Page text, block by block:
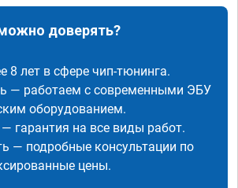
доверять?
8 лет в сфере чип-тюнинга.
— работаем с современными ЭБУ
оборудованием.
гарантия на все виды работ.
— подробные консультации по
цены.